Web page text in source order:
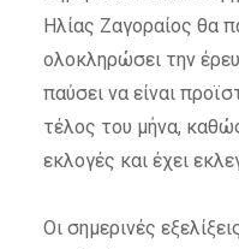
Ηλίας Ζαγοραίος θα
ολοκληρώσει την
παύσει να είναι
τέλος του μήνα,
εκλογές και έχει
Οι σημερινές